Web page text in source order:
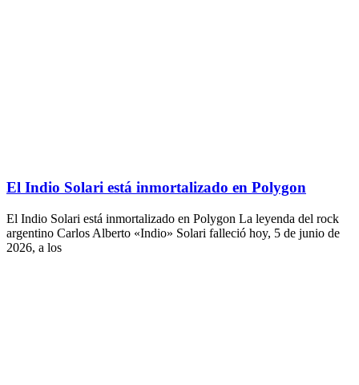
El Indio Solari está inmortalizado en Polygon
El Indio Solari está inmortalizado en Polygon La leyenda del rock
argentino Carlos Alberto «Indio» Solari falleció hoy, 5 de junio de
2026, a los